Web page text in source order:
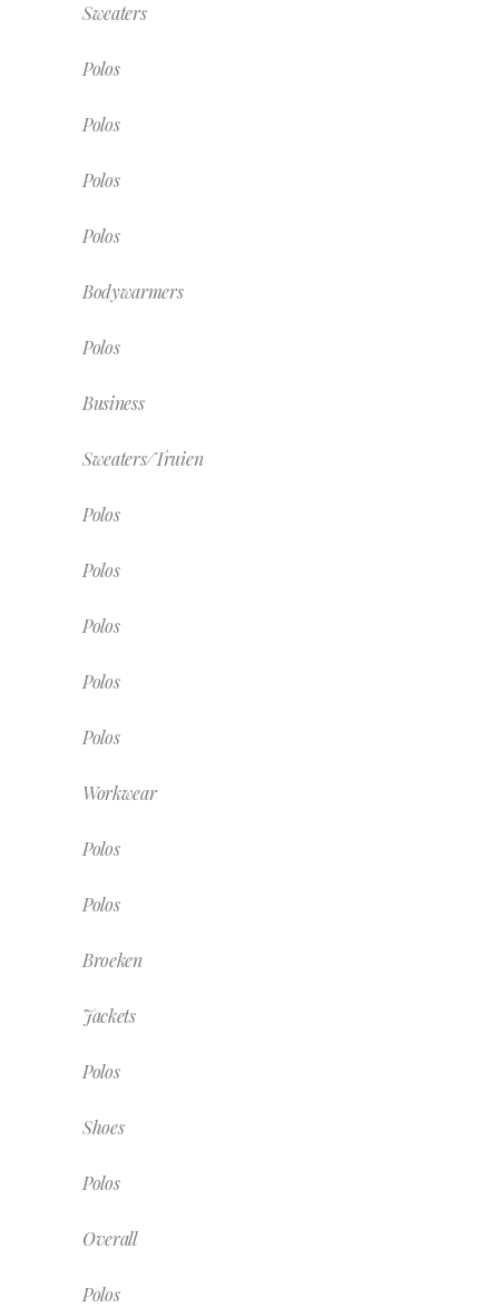
Sweaters
Polos
Polos
Polos
Polos
Bodywarmers
Polos
Business
Sweaters/Truien
Polos
Polos
Polos
Polos
Polos
Workwear
Polos
Polos
Broeken
Jackets
Polos
Shoes
Polos
Overall
Polos